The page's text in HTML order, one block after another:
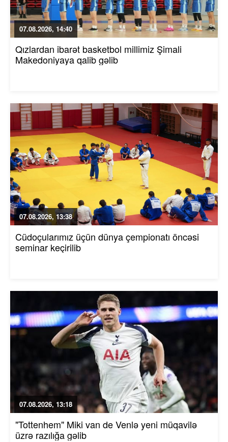
07.08.2026, 14:40
Qızlardan ibarət basketbol millimiz Şimali
Makedoniyaya qalib gəlib
07.08.2026, 13:38
Cüdoçularımız üçün dünya çempionatı öncəsi
seminar keçirilib
07.08.2026, 13:18
"Tottenhem" Miki van de Venlə yeni müqavilə
üzrə razılığa gəlib